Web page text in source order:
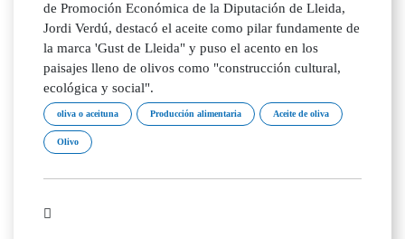
de Promoción Económica de la Diputación de Lleida,
Jordi Verdú, destacó el aceite como pilar fundamente de
la marca 'Gust de Lleida" y puso el acento en los
paisajes lleno de olivos como "construcción cultural,
ecológica y social".
oliva o aceituna Producción alimentaria Aceite de oliva
Olivo